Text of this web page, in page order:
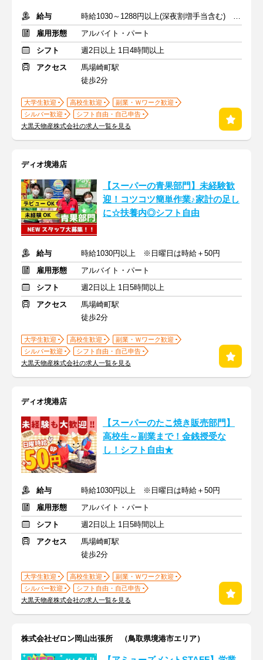
給与
時給1030～1288円以上(深夜割増手当含む) ※日曜日は時給＋50円
雇用形態
アルバイト・パート
シフト
週2日以上 1日4時間以上
アクセス
馬場崎町駅
徒歩2分
大学生歓迎 高校生歓迎
副業・Ｗワーク歓迎
シルバー歓迎
シフト自由・自己申告
大黒天物産株式会社の求人一覧を見る
ディオ境港店
【スーパーの青果部門】未経験歓
迎！コツコツ簡単作業♪家計の足し
に☆扶養内◎シフト自由
給与
時給1030円以上 ※日曜日は時給＋50円
雇用形態
アルバイト・パート
シフト
週2日以上 1日5時間以上
アクセス
馬場崎町駅
徒歩2分
大学生歓迎 高校生歓迎
副業・Ｗワーク歓迎
シルバー歓迎
シフト自由・自己申告
大黒天物産株式会社の求人一覧を見る
ディオ境港店
【スーパーのたこ焼き販売部門】
高校生～副業まで！金銭授受な
し！シフト自由★
給与
時給1030円以上 ※日曜日は時給＋50円
雇用形態
アルバイト・パート
シフト
週2日以上 1日5時間以上
アクセス
馬場崎町駅
徒歩2分
大学生歓迎 高校生歓迎
副業・Ｗワーク歓迎
シルバー歓迎
シフト自由・自己申告
大黒天物産株式会社の求人一覧を見る
株式会社ゼロン岡山出張所 （鳥取県境港市エリア）